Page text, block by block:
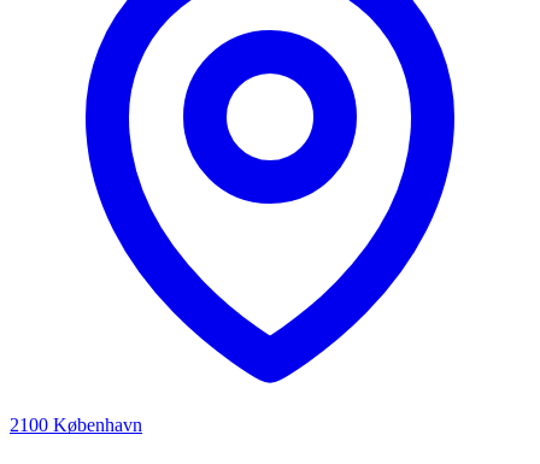
2100 København